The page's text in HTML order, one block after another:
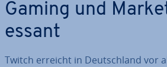
Gaming und
es­sant
Twitch erreicht in Deutsch­land vor